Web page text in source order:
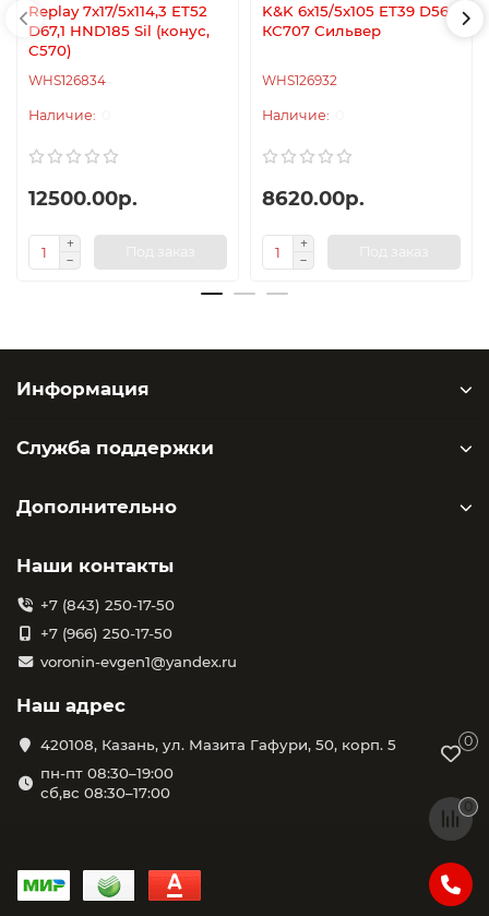
Replay 7x17/5x114,3 ET52
D67,1 HND185 Sil (конус,
C570)
WHS126834
12500.00р.
K&K 6x15/5x105 ET39 D56,6
КС707 Сильвер
WHS126932
8620.00р.
Информация
Служба поддержки
Дополнительно
Наши контакты
+7 (843) 250-17-50
+7 (966) 250-17-50
voronin-evgen1@yandex.ru
Наш адрес
420108, Казань, ул. Мазита Гафури, 50, корп. 5
пн-пт 08:30–19:00
сб,вс 08:30–17:00
0
0